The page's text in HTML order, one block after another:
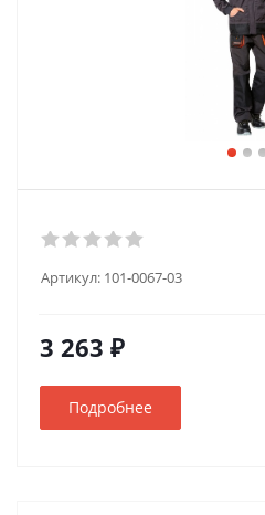
Артикул: 101-0067-03
3 263 ₽
Подробнее